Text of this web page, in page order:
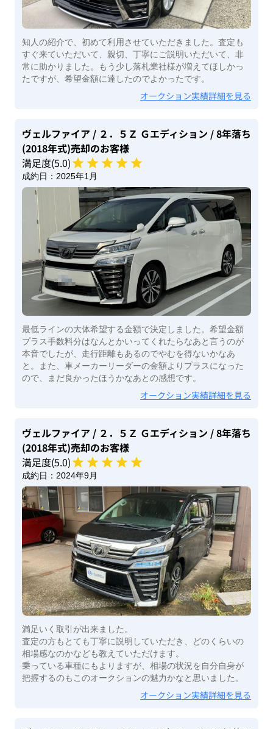
知人の紹介で、初めて利用させていただきました。査定も
すぐ来ていただいて、親切、丁寧にご説明いただいて、非
常に助かりました。もう少し落札業社様が増えてほしかっ
たですが、希望金額に達したのでよかったです。
オークション実績詳細を見る
ヴェルファイア / ２．５Ｚ Ｇエディション / 8年落ち
(2018年式)売却のお客様
満足度(5.0)
成約日： 2025年1月
最低ラインの大体希望する金額で決定しました。希望金額
プラス手数料分はなんとかいってくれたらなあと言うのが
本音でしたが、走行距離もあるのでやむを得ないかなあ
と。また、車メーカーリーダーの金額よりプラスになった
ので、まだ良かったほうかなあとの感想です。
オークション実績詳細を見る
ヴェルファイア / ２．５Ｚ Ｇエディション / 8年落ち
(2018年式)売却のお客様
満足度(5.0)
成約日： 2024年9月
満足いく取引が出来ました。
査定の方もとても丁寧に説明していただき、どのくらいの
相場感なのかなども教えていただけます。
乗っている車種にもよりますが、相場の状況を自分自身が
把握するのもこのオークションの魅力かなと思いました。
オークション実績詳細を見る